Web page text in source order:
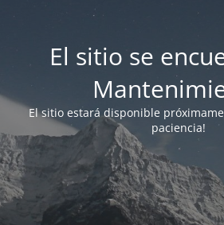
El sitio se
El sitio estará disponible
paciencia!